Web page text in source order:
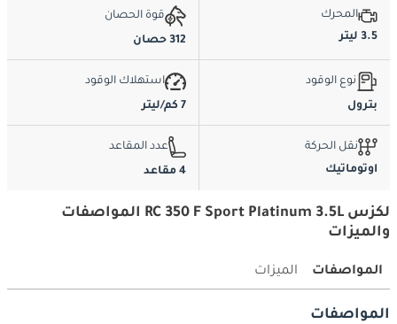
المحرك
3.5 ليتر
قوة الحصان
312 حصان
نوع الوقود
بترول
استهلاك الوقود
7 كم/ليتر
نقل الحركة
اوتوماتيك
عدد المقاعد
4 مقاعد
لكزس RC 350 F Sport Platinum 3.5L المواصفات
والميزات
المواصفات الميزات
المواصفات